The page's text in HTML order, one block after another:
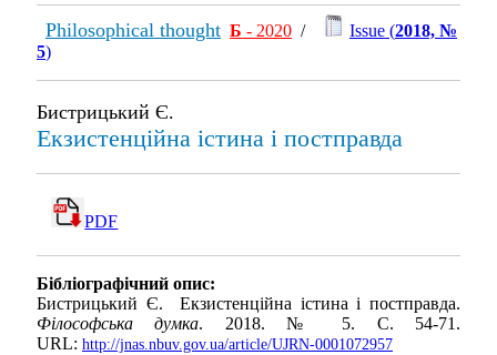
Philosophical thought Б - 2020 / Issue (2018, №
5)
Бистрицький Є.
Екзистенційна істина і пост­правда
PDF
Бібліографічний опис:
Бистрицький Є. Екзистенційна істина і пост­правда.
Філософська думка. 2018. № 5. С. 54-71.
URL: http://jnas.nbuv.gov.ua/article/UJRN-0001072957